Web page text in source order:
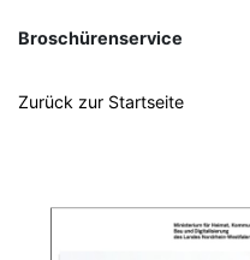
Broschürenservice
Zurück zur Startseite